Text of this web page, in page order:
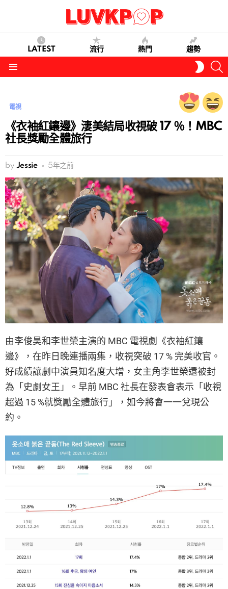
LATEST 流行 熱門 趨勢
SKIN
電視
《衣袖紅鑲邊》淒美結局收視破 17 ％！MBC
社長獎勵全體旅行
by Jessie 5年之前
由李俊昊和李世榮主演的 MBC 電視劇《衣袖紅鑲
邊》，在昨日晚連播兩集，收視突破 17 % 完美收官。
好成績讓劇中演員知名度大增，女主角李世榮還被封
為「史劇女王」。早前 MBC 社長在發表會表示「收視
超過 15 %就獎勵全體旅行」，如今將會一一兌現公
約。